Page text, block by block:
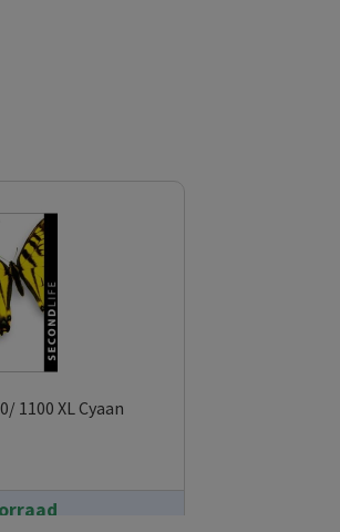
1100 XL Cyaan